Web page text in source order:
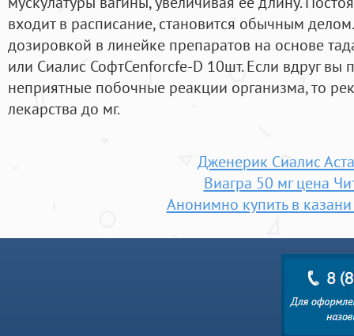
входит в расписание, становится обычным
дозировкой в линейке препаратов на основе
или Сиалис СофтCenforcfe-D 10шт. Если вдруг вы
неприятные побочные реакции организма, то
лекарства до мг.
Дженерик Сиалис
Виагра 50 мг цена
Анонимно купить в